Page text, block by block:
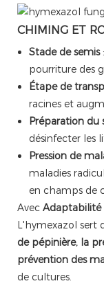
CHIMING ET
Stade de semis
pourriture des
Étape de
racines et
Préparation du
désinfecter les
Pression de
maladies
en champs de
Avec Adaptabilité
L'hymexazol sert
de pépinière, la
prévention des
de cultures.